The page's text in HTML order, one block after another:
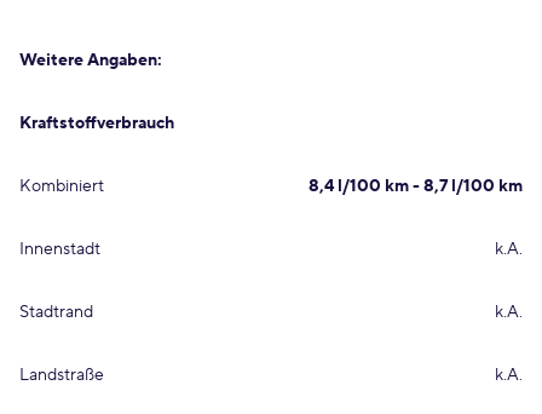
Weitere Angaben:
Kraftstoffverbrauch
Kombiniert 8,4 l/100 km - 8,7 l/100 km
Innenstadt k.A.
Stadtrand k.A.
Landstraße k.A.